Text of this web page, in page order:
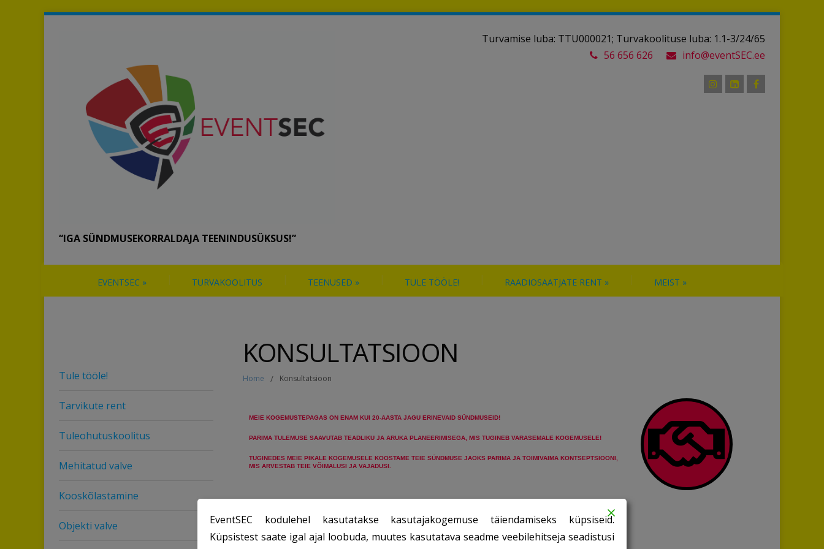
“IGA SÜNDMUSEKORRALDAJA TEENINDUSÜKSUS!”
Turvamise luba: TTU000021; Turvakoolituse luba: 1.1-3/24/65
56 656 626
info@eventSEC.ee
EVENTSEC » TURVAKOOLITUS TEENUSED » TULE TÖÖLE! RAADIOSAATJATE RENT » MEIST »
KONSULTATSIOON
Home / Konsultatsioon
MEIE KOGEMUSTEPAGAS ON ENAM KUI 20-AASTA JAGU ERINEVAID SÜNDMUSEID!
PARIMA TULEMUSE SAAVUTAB TEADLIKU JA ARUKA PLANEERIMISEGA, MIS TUGINEB VARASEMALE KOGEMUSELE!
TUGINEDES MEIE PIKALE KOGEMUSELE KOOSTAME TEIE SÜNDMUSE JAOKS PARIMA JA TOIMIVAIMA KONTSEPTSIOONI,
MIS ARVESTAB TEIE VÕIMALUSI JA VAJADUSI.
Tule tööle!
Tarvikute rent
Tuleohutuskoolitus
Mehitatud valve
Kooskõlastamine
Objekti valve
EventSEC kodulehel kasutatakse kasutajakogemuse täiendamiseks küpsiseid.
Küpsistest saate igal ajal loobuda, muutes kasutatava seadme veebilehitseja seadistusi